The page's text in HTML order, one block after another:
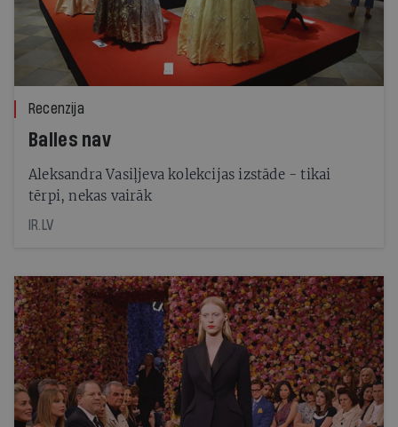
Recenzija
Balles nav
Aleksandra Vasiļjeva kolekcijas izstāde - tikai
tērpi, nekas vairāk
IR.LV